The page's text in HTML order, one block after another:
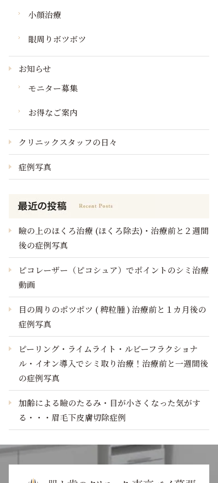
小顔治療
眼周りボツボツ
お知らせ
モニター募集
お得なご案内
クリニックスタッフの日々
症例写真
瞼の上のほくろ治療 (ほくろ除去)・治療前と２週間
後の症例写真
ピコレーザー（ピコシュア）でポイントのシミ治療
動画
目の周りのポツポツ ( 稗粒腫 ) 治療前と１カ月後の
症例写真
ピーリング・ライムライト・ルビーフラクショナ
ル・イオン導入でシミ取り治療！治療前と一週間後
の症例写真
加齢による瞼のたるみ・目が小さくなった気がす
る・・・眉毛下皮膚切除症例